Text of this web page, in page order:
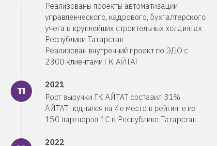
Реализованы проекты автоматизации
управленческого, кадрового, бухгалтерского
учета в крупнейших строительных холдингах
Республики Татарстан
Реализован внутренний проект по ЭДО с
2300 клиентами ГК АЙТАТ
2021
Рост выручки ГК АЙТАТ составил 31%
АЙТАТ поднялся на 4е место в рейтинге из
150 партнеров 1С в Республике Татарстан
2022